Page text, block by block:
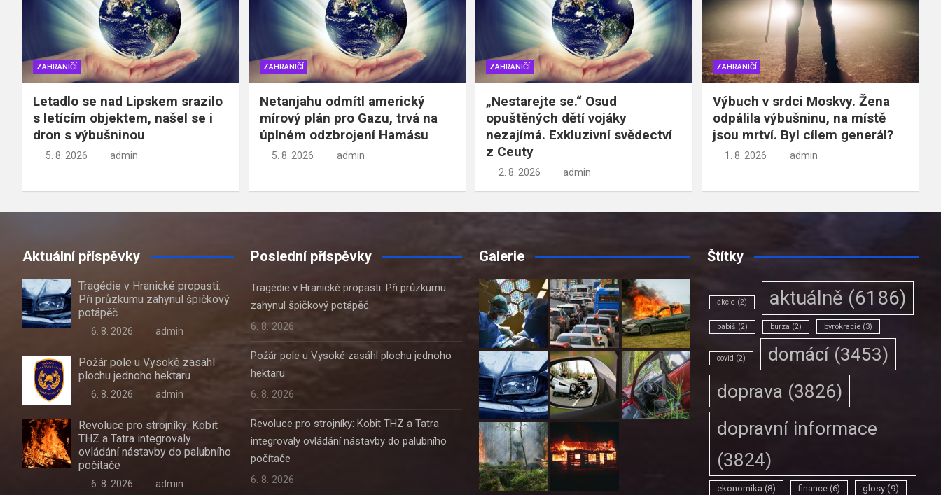
ZAHRANIČÍ
Letadlo se nad Lipskem srazilo
s letícím objektem, našel se i
dron s výbušninou
5. 8. 2026 admin
ZAHRANIČÍ
Netanjahu odmítl americký
mírový plán pro Gazu, trvá na
úplném odzbrojení Hamásu
5. 8. 2026 admin
ZAHRANIČÍ
„Nestarejte se.“ Osud
opuštěných dětí vojáky
nezajímá. Exkluzivní svědectví
z Ceuty
2. 8. 2026 admin
ZAHRANIČÍ
Výbuch v srdci Moskvy. Žena
odpálila výbušninu, na místě
jsou mrtví. Byl cílem generál?
1. 8. 2026 admin
Aktuální příspěvky
Tragédie v Hranické propasti:
Při průzkumu zahynul špičkový
potápěč
6. 8. 2026 admin
Požár pole u Vysoké zasáhl
plochu jednoho hektaru
6. 8. 2026 admin
Revoluce pro strojníky: Kobit
THZ a Tatra integrovaly
ovládání nástavby do palubního
počítače
6. 8. 2026 admin
Poslední příspěvky
Tragédie v Hranické propasti: Při průzkumu
zahynul špičkový potápěč
6. 8. 2026
Požár pole u Vysoké zasáhl plochu jednoho
hektaru
6. 8. 2026
Revoluce pro strojníky: Kobit THZ a Tatra
integrovaly ovládání nástavby do palubního
počítače
6. 8. 2026
Galerie Štítky
akcie (2) aktuálně (6186)
babiš (2) burza (2) byrokracie (3)
covid (2) domácí (3453)
doprava (3826)
dopravní informace
(3824)
ekonomika (8) finance (6) glosy (9)